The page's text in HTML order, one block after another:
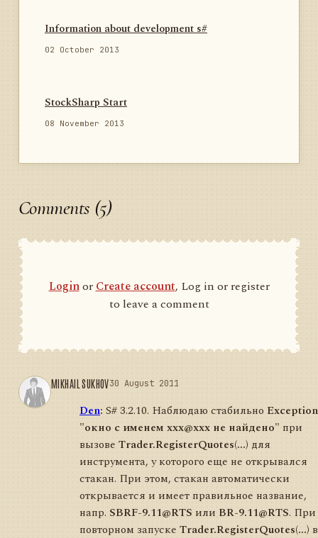
Information about development s#
02 October 2013
StockSharp Start
08 November 2013
Comments (5)
LoginorCreate account, Log in or register
to leave a comment
MIKHAIL SUKHOV30 August 2011
Den: S# 3.2.10. Наблюдаю стабильно Exception
"окно с именем xxx@xxx не найдено" при
вызове Trader.RegisterQuotes(...) для
инструмента, у которого еще не открывался
стакан. При этом, стакан автоматически
открывается и имеет правильное название,
напр. SBRF-9.11@RTS или BR-9.11@RTS. При
повторном запуске Trader.RegisterQuotes(...)